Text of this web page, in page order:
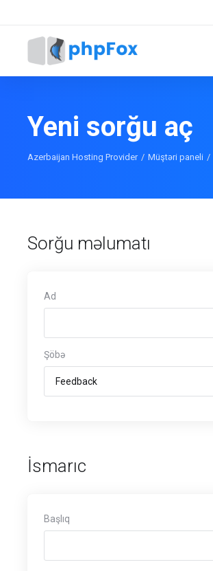
Yeni sorğu aç
Azerbaijan Hosting Provider Müştəri paneli
Sorğu məlumatı
Ad
Şöbə
İsmarıc
Başlıq